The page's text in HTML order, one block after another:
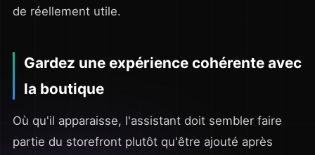
de réellement utile.
Gardez une expérience cohérente avec
la boutique
Où qu'il apparaisse, l'assistant doit sembler faire
partie du storefront plutôt qu'être ajouté après